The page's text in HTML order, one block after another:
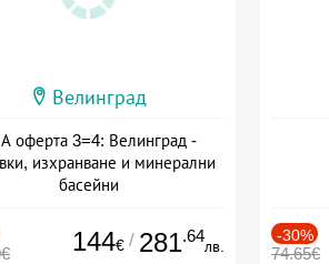
Велинград
оферта 3=4: Велинград -
изхранване и минерални
басейни
144€ / 281.64
лв.
-30%
74.65€